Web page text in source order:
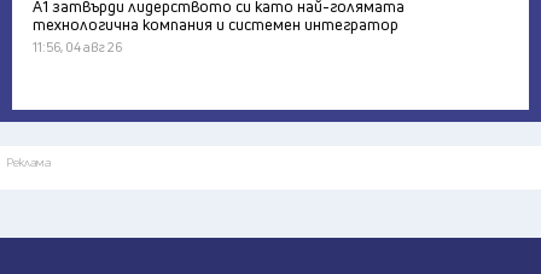
А1 затвърди лидерството си като най-голямата
технологична компания и системен интегратор
11:56, 04 авг 26
Реклама